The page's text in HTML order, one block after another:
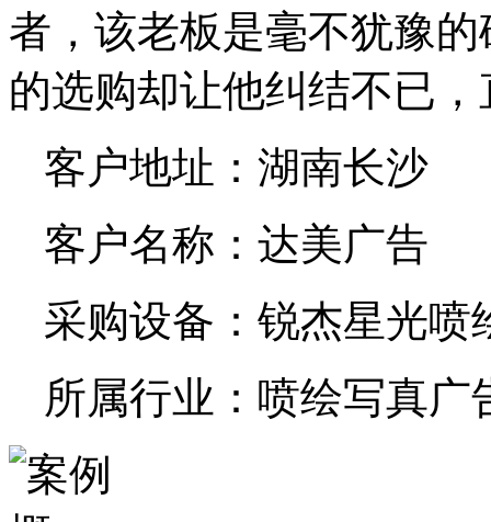
者，该老板是毫不犹豫
的选购却让他纠结不已
客户地址：湖南长沙
客户名称：达美广告
采购设备：锐杰星光喷
所属行业：喷绘写真广